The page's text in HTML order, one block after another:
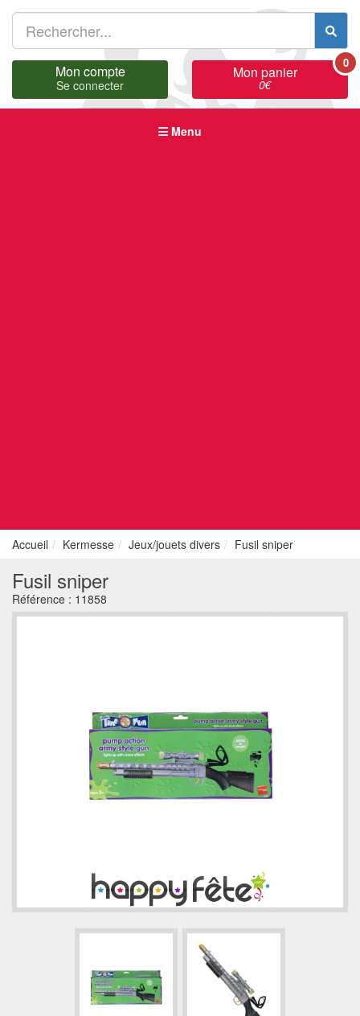
Mon compte
Se connecter
Mon panier
0€
0
Menu
Accueil Kermesse Jeux/jouets divers Fusil sniper
Fusil sniper
Référence : 11858